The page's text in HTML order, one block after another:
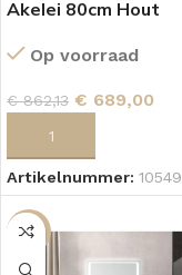
Akelei 80cm Hout
Op voorraad
€862,13 € 689,00
Artikelnummer: 10549
SALE